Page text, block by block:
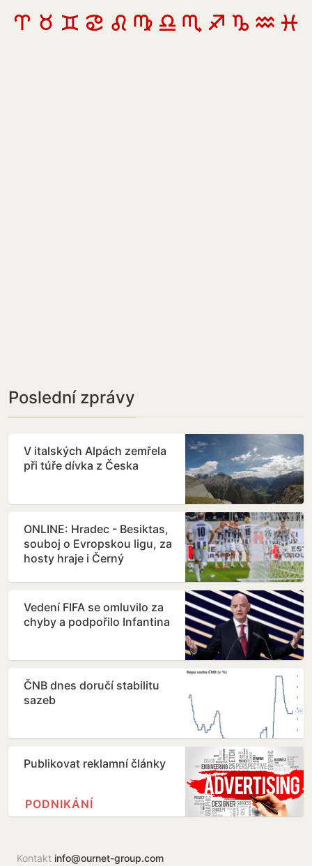
Poslední zprávy
V italských Alpách zemřela
při túře dívka z Česka
ONLINE: Hradec - Besiktas,
souboj o Evropskou ligu, za
hosty hraje i Černý
Vedení FIFA se omluvilo za
chyby a podpořilo Infantina
ČNB dnes doručí stabilitu
sazeb
Publikovat reklamní články
PODNIKÁNÍ
Kontakt info@ournet-group.com